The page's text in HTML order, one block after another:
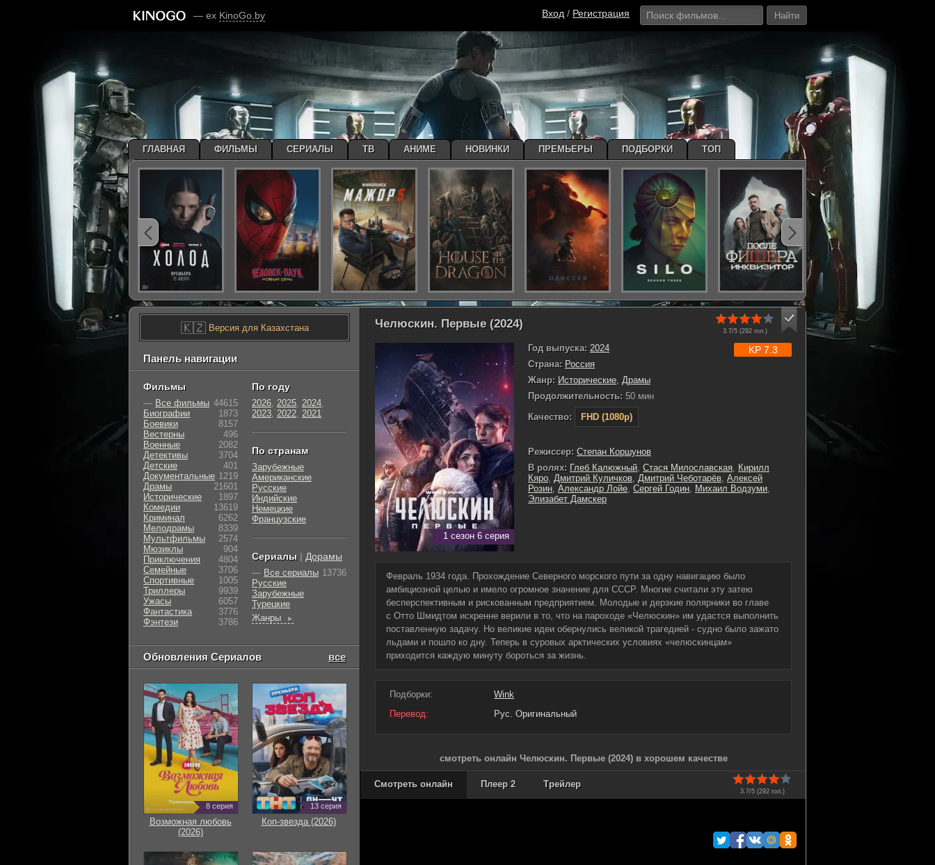
— ex KinoGo.by Вход / Регистрация Найти
Челюскин. Первые (2024)
3.7/5 (292гол.)
1 сезон 6 серия
Год выпуска: 2024
Страна: Россия
Жанр: Исторические, Драмы
Продолжительность: 50 мин
Качество:
FHD (1080p)
KP 7.3
Режиссер: Степан Коршунов
В ролях: Глеб Калюжный, Стася Милославская, Кирилл
Кяро, Дмитрий Куличков, Дмитрий Чеботарёв, Алексей
Розин, Александр Лойе, Сергей Годин, Михаил Водзуми,
Элизабет Дамскер
Февраль 1934 года. Прохождение Северного морского пути за одну навигацию было
амбициозной целью и имело огромное значение для СССР. Многие считали эту затею
бесперспективным и рискованным предприятием. Молодые и дерзкие полярники во главе
с Отто Шмидтом искренне верили в то, что на пароходе «Челюскин» им удастся выполнить
поставленную задачу. Но великие идеи обернулись великой трагедией - судно было зажато
льдами и пошло ко дну. Теперь в суровых арктических условиях «челюскинцам»
приходится каждую минуту бороться за жизнь.
Подборки:
Wink
Перевод:
Рус. Оригинальный
смотреть онлайн Челюскин. Первые (2024) в хорошем качестве
3.7/5 (292гол.)
Смотреть онлайн Плеер 2 Трейлер
🇰🇿Версия для Казахстана
Панель навигации
Фильмы
— Все фильмы 44615
Биографии
1873
Боевики
8157
Вестерны
496
Военные
2082
Детективы
3704
Детские
401
Документальные 1219
Драмы
21601
Исторические
1897
Комедии
13619
Криминал
6262
Мелодрамы
8339
Мультфильмы
2574
Мюзиклы
904
Приключения
4804
Семейные
3706
Cпортивные
1005
Триллеры
9939
Ужасы
6057
Фантастика
3776
Фэнтези
3786
По году
2026, 2025, 2024,
2023, 2022, 2021
По странам
Зарубежные
Американские
Русские
Индийские
Немецкие
Французские
Сериалы | Дорамы
— Все сериалы 13736
Русские
Зарубежные
Турецкие
Жанры
►
Обновления Сериалов все
8 серия
Возможная любовь
(2026)
13 серия
Коп-звезда (2026)
ГЛАВНАЯ ФИЛЬМЫ СЕРИАЛЫ ТВ АНИМЕ НОВИНКИ ПРЕМЬЕРЫ ПОДБОРКИ ТОП